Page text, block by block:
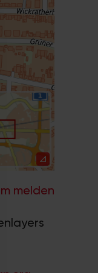
melden